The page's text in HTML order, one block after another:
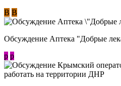
В В
Обсуждение Аптека "Добрые
p p